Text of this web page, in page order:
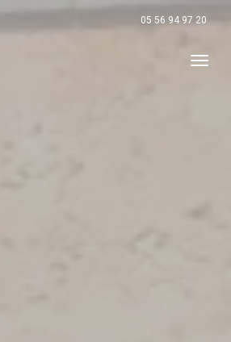
05 56 94 97 20
cookies